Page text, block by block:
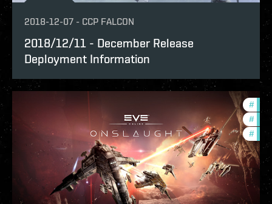
2018-12-07 - CCP FALCON
2018/12/11 - December Release
Deployment Information
#
#
#